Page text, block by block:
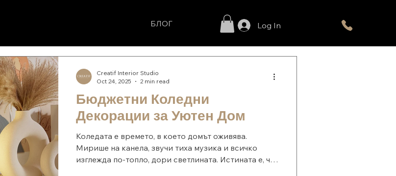
БЛОГ +359 883 332 664
Log In
Бюджетни Коледни
Декорации за Уютен Дом
Коледата е времето, в което домът оживява.
Мирише на канела, звучи тиха музика и всичко
изглежда по-топло, дори светлината. Истината е, че
Creatif Interior Studio
Oct 24, 2025
2 min read